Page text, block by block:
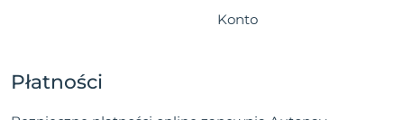
Konto
Płatności